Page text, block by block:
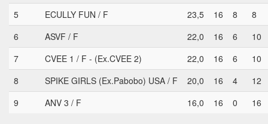
5
ECULLY FUN / F 23,5 16 8
8
6
ASVF / F 22,0 16 6
10
7
CVEE 1 / F - (Ex.CVEE 2) 22,0 16 6
10
8
SPIKE GIRLS (Ex.Pabobo) USA / F 20,0 16 4
12
9
ANV 3 / F 16,0 16 0 16